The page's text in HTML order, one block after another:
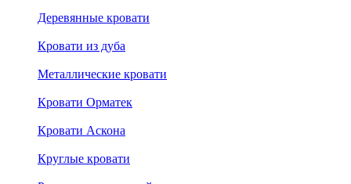
Деревянные кровати
Кровати из дуба
Металлические кровати
Кровати Орматек
Кровати Аскона
Круглые кровати